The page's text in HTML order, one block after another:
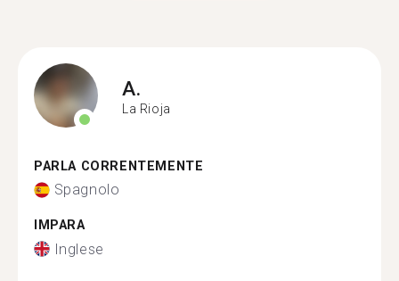
A.
La Rioja
PARLA CORRENTEMENTE
Spagnolo
IMPARA
Inglese